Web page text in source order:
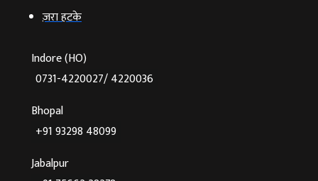
ज़रा हटके
Indore (HO)
0731-4220027/ 4220036
Bhopal
+91 93298 48099
Jabalpur